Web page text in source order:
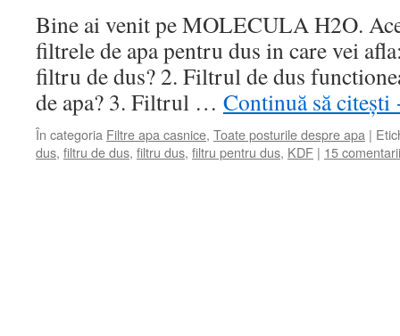
Bine ai venit pe MOLECULA H2O.
filtrele de apa pentru dus in care vei
filtru de dus? 2. Filtrul de dus
de apa? 3. Filtrul … Continuă să citești
În categoria Filtre apa casnice, Toate posturile despre apa |
dus, filtru de dus, filtru dus, filtru pentru dus, KDF | 15 comentarii